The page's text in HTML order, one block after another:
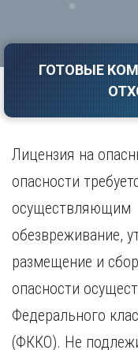
Владимир
Воронеж
Е
Екатеринбург
Иваново
Иркутск
К
Казань
Калининград
Кемерово
Киров
Краснодар
ГОТОВЫЕ
Лицензия на
опасности
осуществляющим
обезвреживание,
размещение и
опасности
Федерального
(ФККО). Не